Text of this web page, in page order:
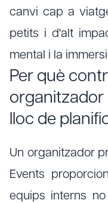
canvi cap a
petits i d'alt
mental i la
Per què
organitzador
lloc de
Un organitzador
Events
equips interns